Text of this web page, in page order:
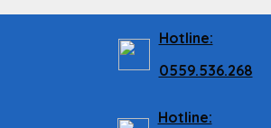
Hotline:
0559.536.268
Hotline: